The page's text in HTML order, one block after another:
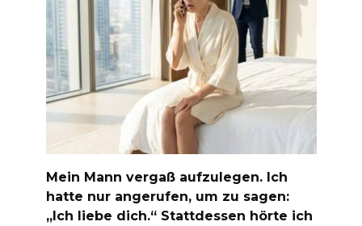
Mein Mann vergaß aufzulegen. Ich
hatte nur angerufen, um zu sagen:
„Ich liebe dich.“ Stattdessen hörte ich